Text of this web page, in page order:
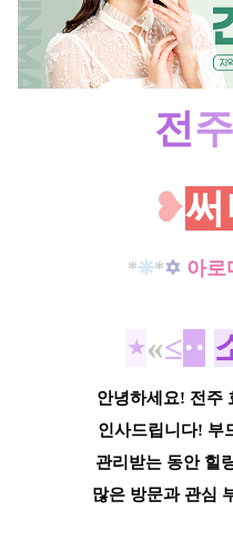
전
❥써
*❊*✡ 아로
⋆«≤··
안녕하세요! 전주
인사드립니다! 부
관리받는 동안 힐
많은 방문과 관심